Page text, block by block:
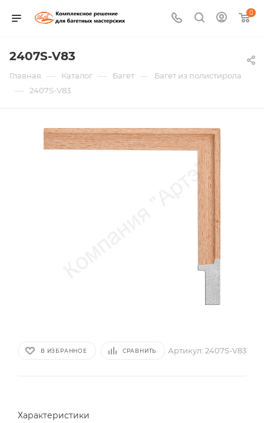
0
2407S-V83
Главная — Каталог — Багет — Багет из полистирола
— 2407S-V83
В ИЗБРАННОЕ СРАВНИТЬ Артикул: 2407S-V83
Характеристики